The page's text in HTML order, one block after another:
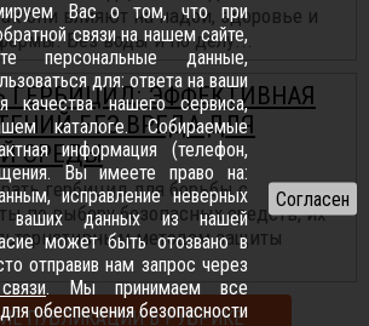
они влияют на надои, здоровье и
Без воды и по делу...
ГЕРБИЦИД: ЭФФЕКТИВНАЯ
БЕЗ ВРЕДА ДЛЯ
СРЕДЫ
гербицид для борьбы с
по выбору безопасных средств, их
методам защиты
ПУБЛИКАЦИИ В РУБРИКЕ
Вас о том, что при
связи на нашем сайте,
персональные данные,
для: ответа на ваши
качества нашего сервиса,
каталоге. Собираемые
информация (телефон,
Вы имеете право на:
исправление неверных
ваших данных из нашей
может быть отозвано в
отправив нам запрос через
. Мы принимаем все
обеспечения безопасности